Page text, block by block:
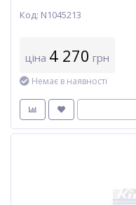
Код: N1045213
ціна 4 270 грн
Немає в наявності